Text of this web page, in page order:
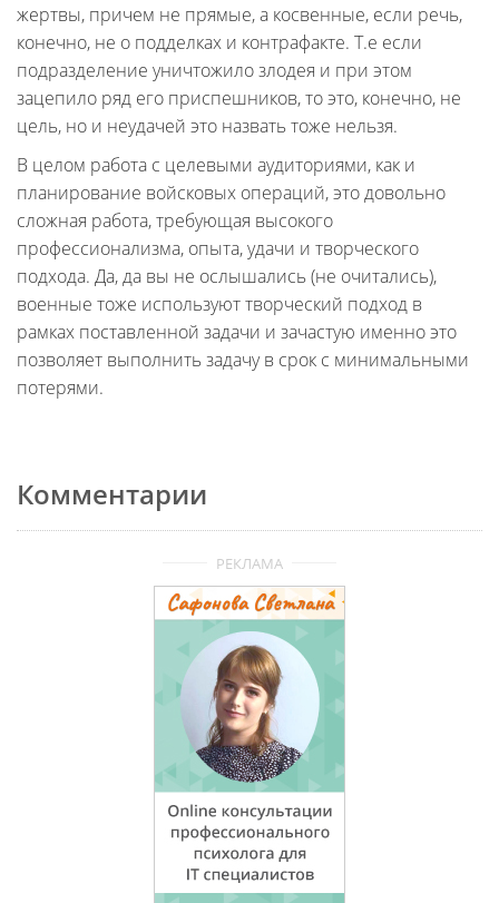
жертвы, причем не прямые, а косвенные, если речь,
конечно, не о подделках и контрафакте. Т.е если
подразделение уничтожило злодея и при этом
зацепило ряд его приспешников, то это, конечно, не
цель, но и неудачей это назвать тоже нельзя.
В целом работа с целевыми аудиториями, как и
планирование войсковых операций, это довольно
сложная работа, требующая высокого
профессионализма, опыта, удачи и творческого
подхода. Да, да вы не ослышались (не очитались),
военные тоже используют творческий подход в
рамках поставленной задачи и зачастую именно это
позволяет выполнить задачу в срок с минимальными
потерями.
Комментарии
РЕКЛАМА